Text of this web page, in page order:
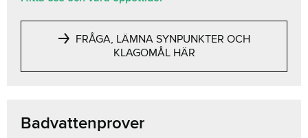
FRÅGA, LÄMNA SYNPUNKTER OCH
KLAGOMÅL HÄR
Badvattenprover